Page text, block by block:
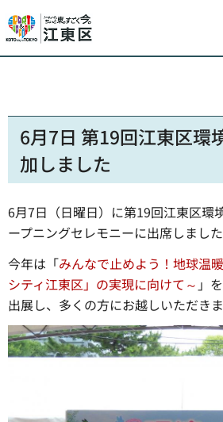
6月7日 第19回江東区環
加しました
6月7日（日曜日）に第19回江東区環
ープニングセレモニーに出席しました
今年は「みんなで止めよう！地球温
シティ江東区」の実現に向けて～ 」
出展し、多くの方にお越しいただきま